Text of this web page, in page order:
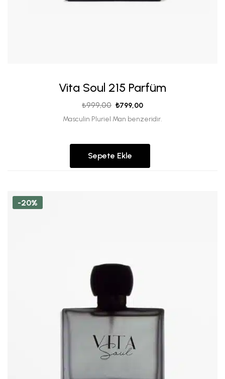
Vita Soul 215 Parfüm
₺999,00 ₺799,00
Masculin Pluriel Man benzeridir.
Sepete Ekle
-20%